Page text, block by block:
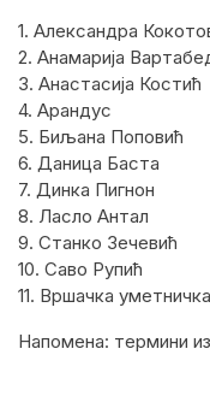
1. Александра
2. Анамарија
3. Анастасија Костић
4. Арандус
5. Биљана Поповић
6. Даница Баста
7. Динка Пигнон
8. Ласло Антал
9. Станко Зечевић
10. Саво Рупић
11. Вршачка
Напомена: термини